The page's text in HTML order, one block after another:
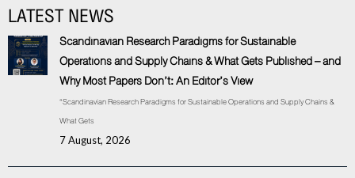
LATEST NEWS
Scandinavian Research Paradigms for Sustainable
Operations and Supply Chains & What Gets Published – and
Why Most Papers Don’t: An Editor’s View
“Scandinavian Research Paradigms for Sustainable Operations and Supply Chains &
What Gets
7 August, 2026